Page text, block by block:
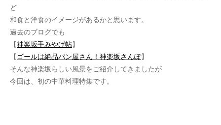
ど
和食と洋食のイメージがあるかと思います。
過去のブログでも
【神楽坂手みやげ帖】
【ゴールは絶品パン屋さん！神楽坂さんぽ】
そんな神楽坂らしい風景をご紹介してきましたが
今回は、初の中華料理特集です。